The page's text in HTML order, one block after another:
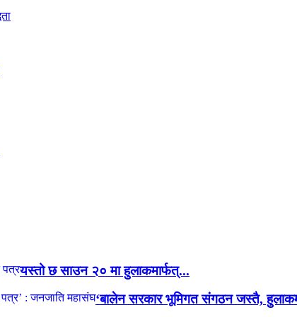
यस्तो छ साउन २० मा हुलाकमार्फत्...
‘बालेन सरकार भूमिगत संगठन जस्तै,